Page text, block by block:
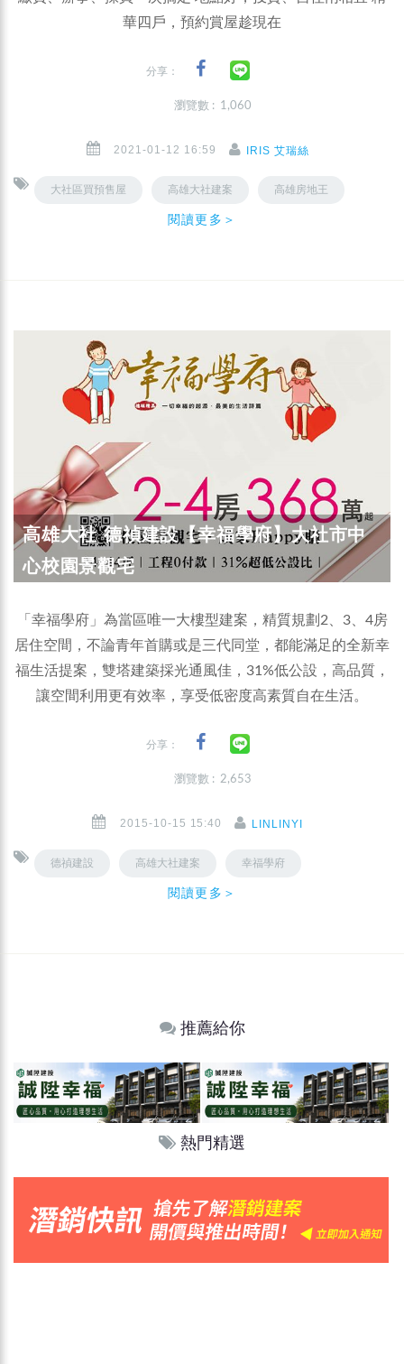
華四戶，預約賞屋趁現在
分享：
瀏覽數 : 1,060
2021-01-12 16:59 IRIS 艾瑞絲
大社區買預售屋 高雄大社建案 高雄房地王
閱讀更多＞
高雄大社 德禎建設【幸福學府】大社市中
心校園景觀宅
「幸福學府」為當區唯一大樓型建案，精質規劃2、3、4房
居住空間，不論青年首購或是三代同堂，都能滿足的全新幸
福生活提案，雙塔建築採光通風佳，31%低公設，高品質，
讓空間利用更有效率，享受低密度高素質自在生活。
分享：
瀏覽數 : 2,653
2015-10-15 15:40 LINLINYI
德禎建設 高雄大社建案 幸福學府
閱讀更多＞
推薦給你
熱門精選